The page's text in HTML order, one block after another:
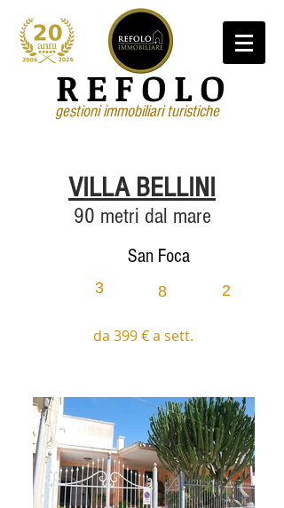
REFOLO
gestioni immobiliari turistiche
VILLA BELLINI
90 metri dal mare
San Foca
3 8 2
da 399 € a sett.